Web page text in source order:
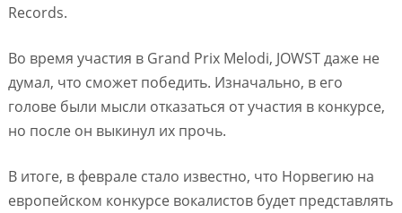
Records.
Во время участия в Grand Prix Melodi, JOWST даже не
думал, что сможет победить. Изначально, в его
голове были мысли отказаться от участия в конкурсе,
но после он выкинул их прочь.
В итоге, в феврале стало известно, что Норвегию на
европейском конкурсе вокалистов будет представлять